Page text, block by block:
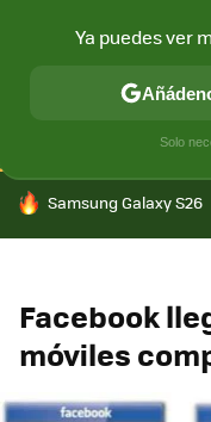
CONECTIVIDAD
HOY SE HABLA DE
Samsung Galaxy S26
Facebook
móviles
Ya puedes ver
Solo